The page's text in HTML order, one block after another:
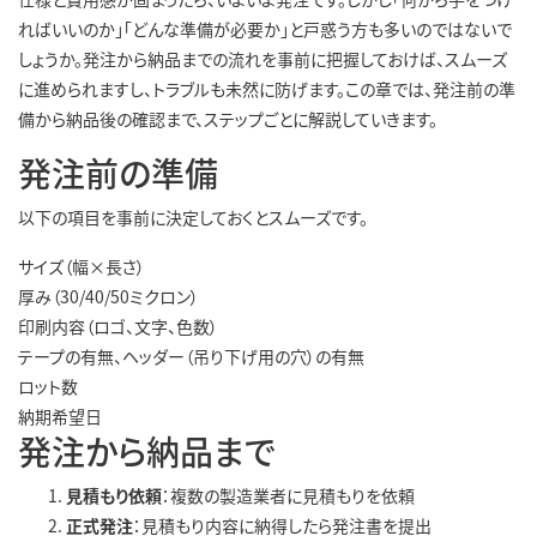
ればいいのか」「どんな準備が必要か」と戸惑う方も多いのではないで
しょうか。発注から納品までの流れを事前に把握しておけば、スムーズ
に進められますし、トラブルも未然に防げます。この章では、発注前の準
備から納品後の確認まで、ステップごとに解説していきます。
発注前の準備
以下の項目を事前に決定しておくとスムーズです。
サイズ（幅×長さ）
厚み（30/40/50ミクロン）
印刷内容（ロゴ、文字、色数）
テープの有無、ヘッダー（吊り下げ用の穴）の有無
ロット数
納期希望日
発注から納品まで
見積もり依頼：複数の製造業者に見積もりを依頼
正式発注：見積もり内容に納得したら発注書を提出